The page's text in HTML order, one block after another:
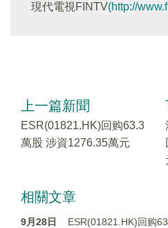
現代電視FINTV(http://
上一篇新聞
ESR(01821.HK)回购63.3
萬股 涉資1276.35萬元
相關文章
9月28日 ESR(01821.HK)回购